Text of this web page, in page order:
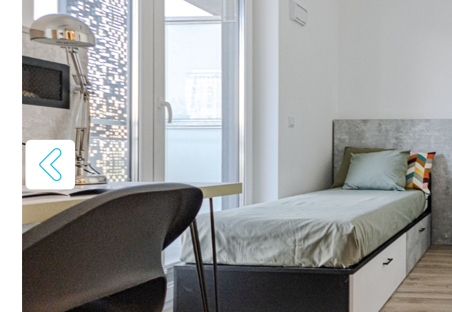
Для двох людей
Міні-кухня
Окрема ванна кімната з
душовою кабіною